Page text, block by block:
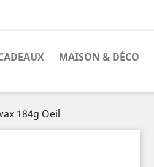
MAISON & DÉCO
184g Oeil